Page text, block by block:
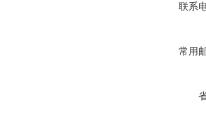
联系
常用